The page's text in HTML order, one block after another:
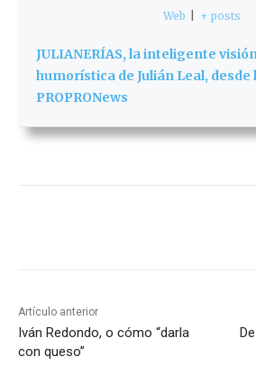
Web + posts
JULIANERÍAS, la inteligente
humorística de Julián Leal, desde
PROPRONews
Artículo anterior
Iván Redondo, o cómo “darla
con queso”